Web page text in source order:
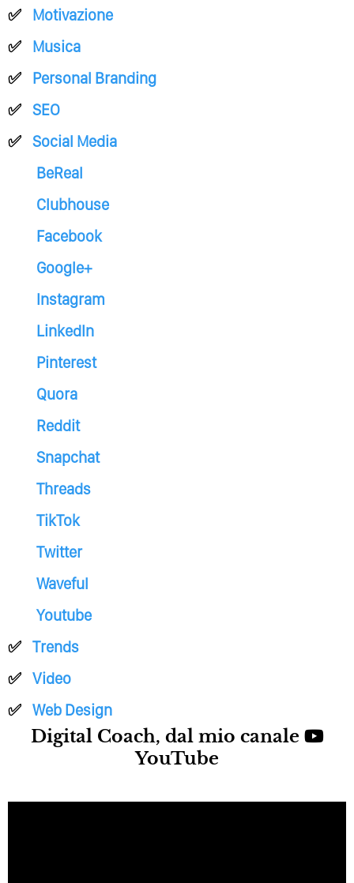
Motivazione
Musica
Personal Branding
SEO
Social Media
BeReal
Clubhouse
Facebook
Google+
Instagram
LinkedIn
Pinterest
Quora
Reddit
Snapchat
Threads
TikTok
Twitter
Waveful
Youtube
Trends
Video
Web Design
Digital Coach, dal mio canale
YouTube